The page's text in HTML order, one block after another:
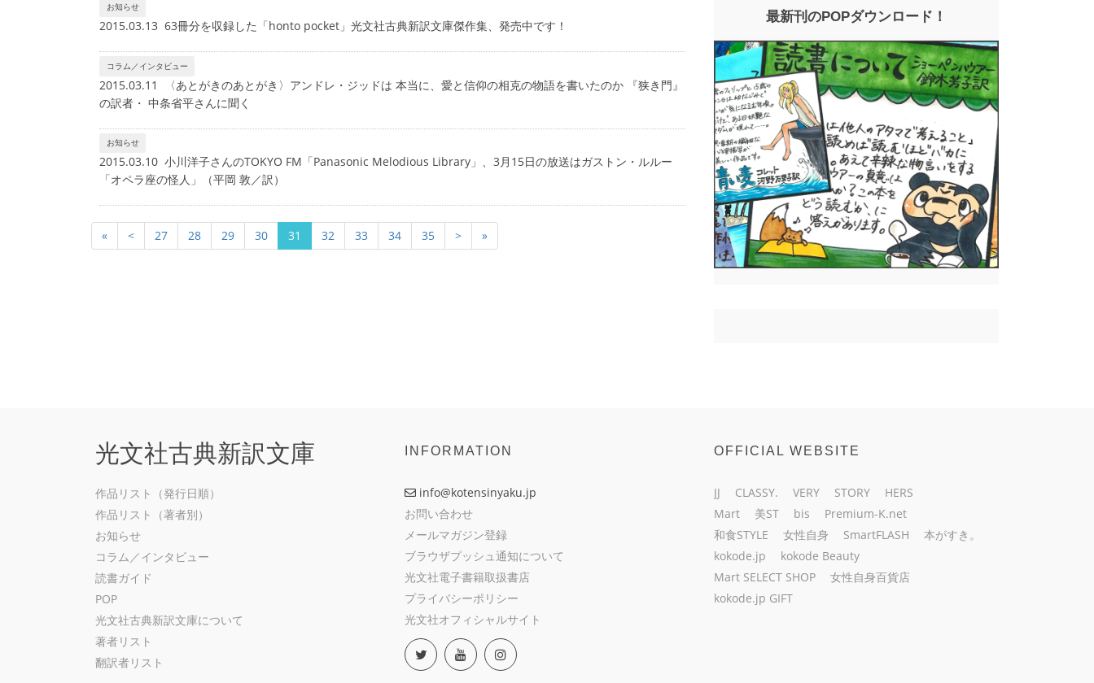
お知らせ
2015.03.13 63冊分を収録した「honto pocket」光文社古典新訳文庫傑作集、発売中です！
コラム／インタビュー
2015.03.11 〈あとがきのあとがき〉アンドレ・ジッドは 本当に、愛と信仰の相克の物語を書いたのか 『狭き門』
の訳者・ 中条省平さんに聞く
お知らせ
2015.03.10 小川洋子さんのTOKYO FM「Panasonic Melodious Library」、3月15日の放送はガストン・ルルー
「オペラ座の怪人」（平岡 敦／訳）
« < 27 28 29 30 31 32 33 34 35 > »
最新刊のPOPダウンロード！
光文社古典新訳文庫
作品リスト（発行日順）
作品リスト（著者別）
お知らせ
コラム／インタビュー
読書ガイド
POP
光文社古典新訳文庫について
著者リスト
翻訳者リスト
INFORMATION
info@kotensinyaku.jp
お問い合わせ
メールマガジン登録
ブラウザプッシュ通知について
光文社電子書籍取扱書店
プライバシーポリシー
光文社オフィシャルサイト
OFFICIAL WEBSITE
JJ CLASSY. VERY STORY
HERS
Mart
美ST bis
Premium-K.net
和食STYLE
女性自身 SmartFLASH
本がすき。
kokode.jp
kokode Beauty
Mart SELECT SHOP
女性自身百貨店
kokode.jp GIFT